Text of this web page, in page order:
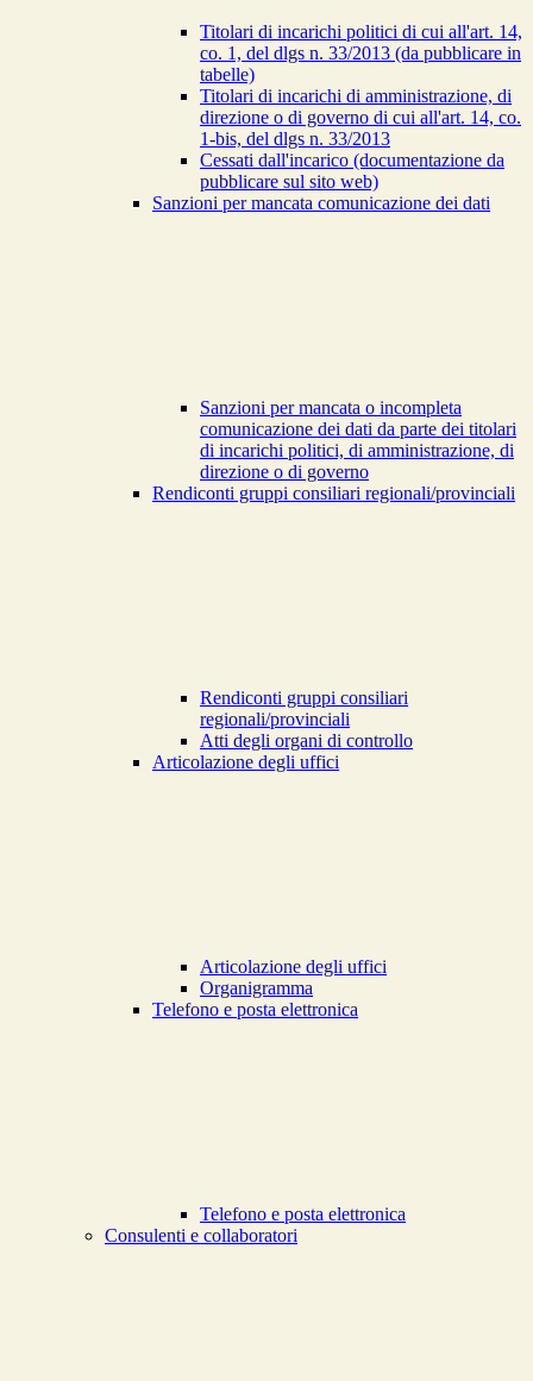
Titolari di incarichi politici di cui all'art. 14,
co. 1, del dlgs n. 33/2013 (da pubblicare in
tabelle)
Titolari di incarichi di amministrazione, di
direzione o di governo di cui all'art. 14, co.
1-bis, del dlgs n. 33/2013
Cessati dall'incarico (documentazione da
pubblicare sul sito web)
Sanzioni per mancata comunicazione dei dati
Sanzioni per mancata o incompleta
comunicazione dei dati da parte dei titolari
di incarichi politici, di amministrazione, di
direzione o di governo
Rendiconti gruppi consiliari regionali/provinciali
Rendiconti gruppi consiliari
regionali/provinciali
Atti degli organi di controllo
Articolazione degli uffici
Articolazione degli uffici
Organigramma
Telefono e posta elettronica
Telefono e posta elettronica
Consulenti e collaboratori